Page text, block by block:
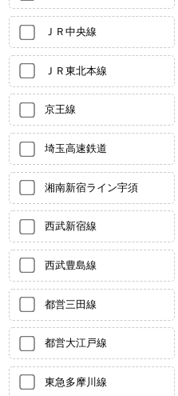
ＪＲ中央線
ＪＲ東北本線
京王線
埼玉高速鉄道
湘南新宿ライン宇須
西武新宿線
西武豊島線
都営三田線
都営大江戸線
東急多摩川線